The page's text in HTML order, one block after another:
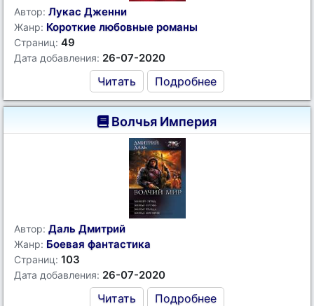
Автор: Лукас Дженни
Жанр: Короткие любовные романы
Страниц: 49
Дата добавления: 26-07-2020
Читать Подробнее
Волчья Империя
Автор: Даль Дмитрий
Жанр: Боевая фантастика
Страниц: 103
Дата добавления: 26-07-2020
Читать Подробнее